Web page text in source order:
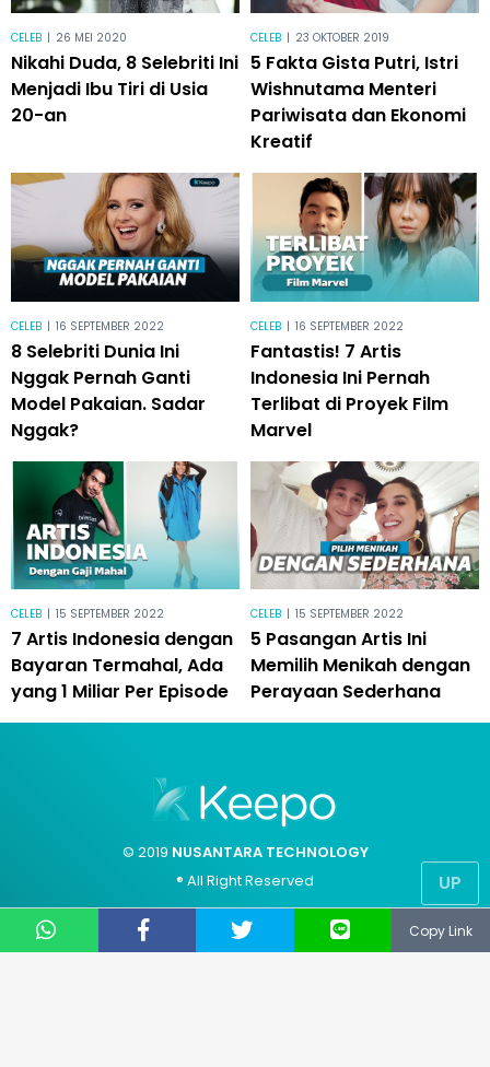
Copy Link
CELEB | 26 MEI 2020
Nikahi Duda, 8 Selebriti Ini
Menjadi Ibu Tiri di Usia
20-an
CELEB | 23 OKTOBER 2019
5 Fakta Gista Putri, Istri
Wishnutama Menteri
Pariwisata dan Ekonomi
Kreatif
CELEB | 16 SEPTEMBER 2022
8 Selebriti Dunia Ini
Nggak Pernah Ganti
Model Pakaian. Sadar
Nggak?
CELEB | 16 SEPTEMBER 2022
Fantastis! 7 Artis
Indonesia Ini Pernah
Terlibat di Proyek Film
Marvel
CELEB | 15 SEPTEMBER 2022
7 Artis Indonesia dengan
Bayaran Termahal, Ada
yang 1 Miliar Per Episode
CELEB | 15 SEPTEMBER 2022
5 Pasangan Artis Ini
Memilih Menikah dengan
Perayaan Sederhana
UP
© 2019 NUSANTARA TECHNOLOGY
® All Right Reserved
CS: 081331729141